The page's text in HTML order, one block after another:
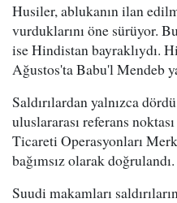
Husiler, ablukanın ilan
vurduklarını öne sürüyor.
ise Hindistan bayraklıydı.
Ağustos'ta Babu'l Mendeb
Saldırılardan yalnızca
uluslararası referans
Ticareti Operasyonları
bağımsız olarak doğrulandı.
Suudi makamları